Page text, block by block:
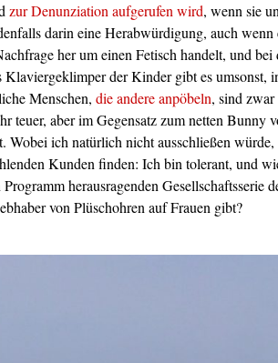
zur Denunziation aufgerufen wird, wenn sie
darin eine Herabwürdigung, auch
her um einen Fetisch handelt, und
Klaviergeklimper der Kinder gibt es umsonst,
Menschen, die andere anpöbeln, sind
teuer, aber im Gegensatz zum netten Bunny
Wobei ich natürlich nicht ausschließen
Kunden finden: Ich bin tolerant, und
herausragenden Gesellschaftsserie
von Plüschohren auf Frauen gibt?